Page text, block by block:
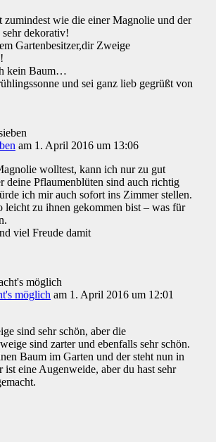
zumindest wie die einer Magnolie und der
dekorativ!
Gartenbesitzer,dir Zweige
kein Baum…
und sei ganz lieb gegrüßt von
am 1. April 2016 um 13:06
wolltest, kann ich nur zu gut
deine Pflaumenblüten sind auch richtig
ich mir auch sofort ins Zimmer stellen.
leicht zu ihnen gekommen bist – was für
viel Freude damit
möglich am 1. April 2016 um 12:01
sind sehr schön, aber die
sind zarter und ebenfalls sehr schön.
Baum im Garten und der steht nun in
eine Augenweide, aber du hast sehr